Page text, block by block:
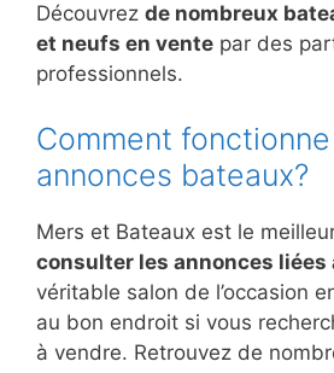
Découvrez de nombreux
et neufs en vente par des
professionnels.
Comment
annonces bateaux?
Mers et Bateaux est le
consulter les annonces liées
véritable salon de l’occasion
au bon endroit si vous
à vendre. Retrouvez de